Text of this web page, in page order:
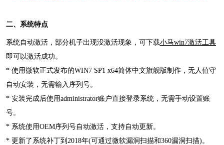
二、系统特点
系统自动激活，部分机子出现没激活现象，可下载小马win7激活工具
即可以激活成功。
* 使用微软正式发布的WIN7 SP1 x64简体中文旗舰版制作，无人值守
自动安装，无需输入序列号。
* 安装完成后使用administrator账户直接登录系统，无需手动设置账
号。
* 系统使用OEM序列号自动激活，支持自动更新。
* 更新了系统补丁到2018年(可通过微软漏洞扫描和360漏洞扫描)。